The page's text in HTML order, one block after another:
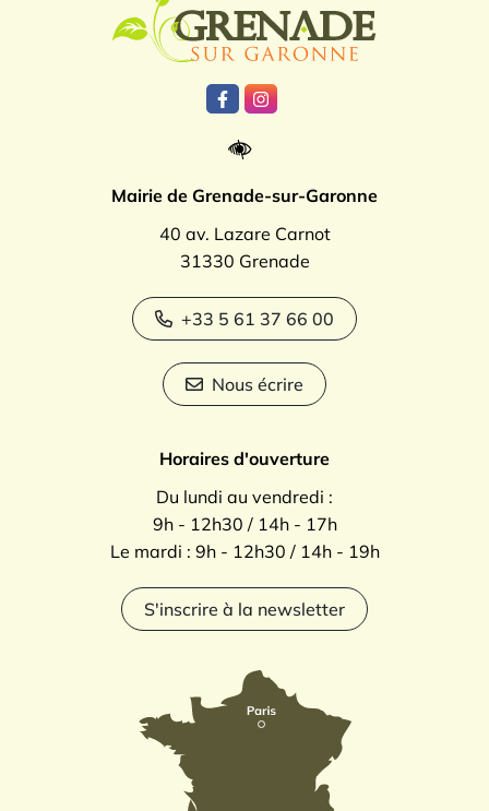
Lien vers le compte Facebook
Lien vers le compte
Mairie de Grenade-sur-Garonne
40 av. Lazare Carnot
31330 Grenade
+33 5 61 37 66 00
Nous écrire
Horaires d'ouverture
Du lundi au vendredi :
9h - 12h30 / 14h - 17h
Le mardi : 9h - 12h30 / 14h - 19h
S'inscrire à la newsletter